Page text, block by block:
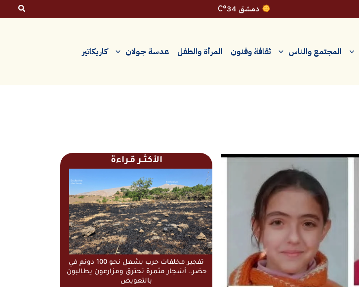
دمشق 34°C
المجتمع والناس ثقافة وفنون المرأة والطفل عدسة جولان كاريكاتير
الأكثــر قـراءة
تفجير مخلفات حرب يشعل نحو 100 دونم في
حضر.. أشجار مثمرة تحترق ومزارعون يطالبون
بالتعويض